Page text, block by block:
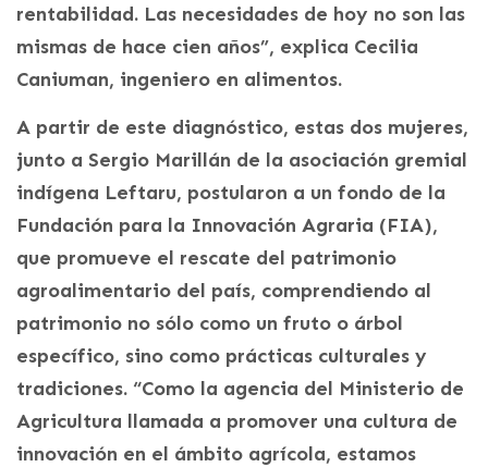
rentabilidad. Las necesidades de hoy no son las
mismas de hace cien años”, explica Cecilia
Caniuman, ingeniero en alimentos.
A partir de este diagnóstico, estas dos mujeres,
junto a Sergio Marillán de la asociación gremial
indígena Leftaru, postularon a un fondo de la
Fundación para la Innovación Agraria (FIA),
que promueve el rescate del patrimonio
agroalimentario del país, comprendiendo al
patrimonio no sólo como un fruto o árbol
específico, sino como prácticas culturales y
tradiciones. “Como la agencia del Ministerio de
Agricultura llamada a promover una cultura de
innovación en el ámbito agrícola, estamos